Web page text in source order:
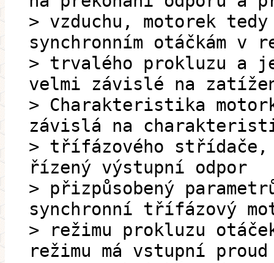
> vzduchu, motorek
synchronním otáčkám v
> trvalého prokluzu a
velmi závislé na
> Charakteristika
závislá na
> třífázového střídače,
řízený výstupní odpor
> přizpůsobený
synchronní třífázový
> režimu prokluzu
režimu má vstupní proud